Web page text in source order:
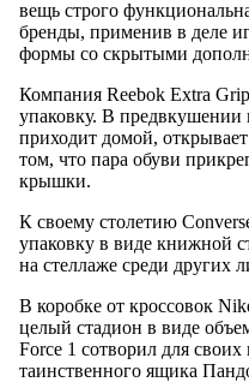
вещь строго
бренды, применив в деле
формы со скрытыми
Компания Reebok Extra
упаковку. В предвкушении
приходит домой,
том, что пара обуви
крышки.
К своему столетию
упаковку в виде книжной
на стеллаже среди других
В коробке от кроссовок
целый стадион в виде
Force 1 сотворил для
таинственного ящика